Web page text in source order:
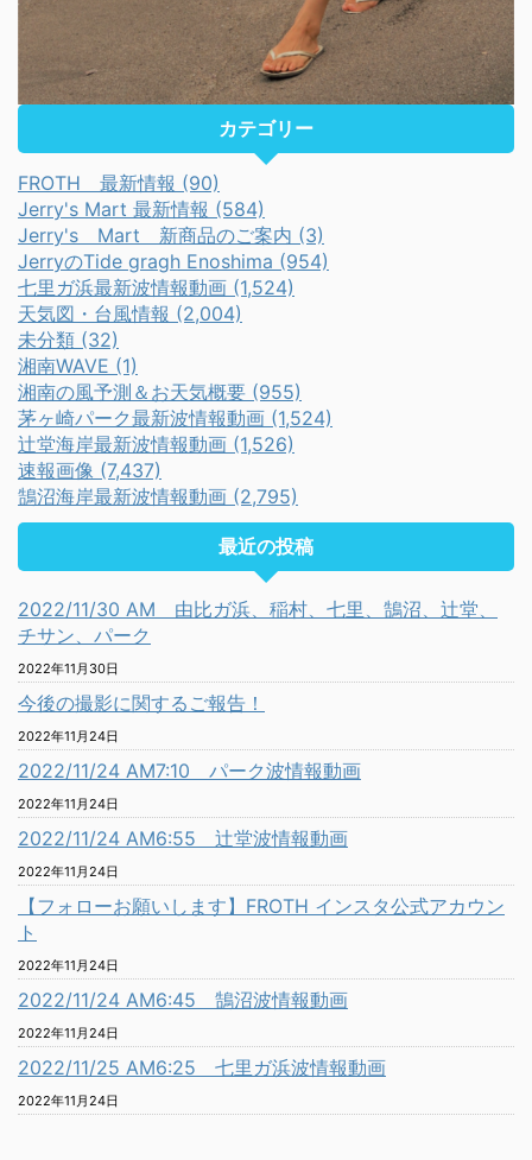
カテゴリー
FROTH 最新情報 (90)
Jerry's Mart 最新情報 (584)
Jerry's Mart 新商品のご案内 (3)
JerryのTide gragh Enoshima (954)
七里ガ浜最新波情報動画 (1,524)
天気図・台風情報 (2,004)
未分類 (32)
湘南WAVE (1)
湘南の風予測＆お天気概要 (955)
茅ヶ崎パーク最新波情報動画 (1,524)
辻堂海岸最新波情報動画 (1,526)
速報画像 (7,437)
鵠沼海岸最新波情報動画 (2,795)
最近の投稿
2022/11/30 AM 由比ガ浜、稲村、七里、鵠沼、辻堂、
チサン、パーク
2022年11月30日
今後の撮影に関するご報告！
2022年11月24日
2022/11/24 AM7:10 パーク波情報動画
2022年11月24日
2022/11/24 AM6:55 辻堂波情報動画
2022年11月24日
【フォローお願いします】FROTH インスタ公式アカウン
ト
2022年11月24日
2022/11/24 AM6:45 鵠沼波情報動画
2022年11月24日
2022/11/25 AM6:25 七里ガ浜波情報動画
2022年11月24日